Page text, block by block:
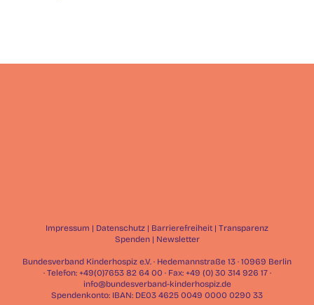
Impressum | Datenschutz | Barrierefreiheit | Transparenz
Spenden| Newsletter
Bundesverband Kinderhospiz e.V. · Hedemannstraße 13 · 10969 Berlin
· Telefon: +49(0)7653 82 64 00 · Fax: +49 (0) 30 314 926 17 ·
info@bundesverband-kinderhospiz.de
Spendenkonto: IBAN: DE03 4625 0049 0000 0290 33